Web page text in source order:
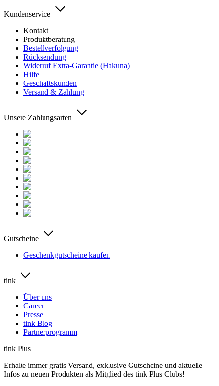
Kundenservice
Kontakt
Produktberatung
Bestellverfolgung
Rücksendung
Widerruf Extra-Garantie (Hakuna)
Hilfe
Geschäftskunden
Versand & Zahlung
Unsere Zahlungsarten
Gutscheine
Geschenkgutscheine kaufen
tink
Über uns
Career
Presse
tink Blog
Partnerprogramm
tink Plus
Erhalte immer gratis Versand, exklusive Gutscheine und aktuelle
Infos zu neuen Produkten als Mitglied des tink Plus Clubs!